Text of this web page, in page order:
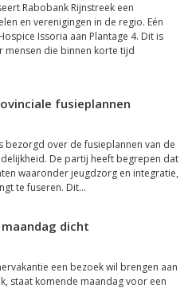
Rabobank Rijnstreek een
en verenigingen in de regio. Eén
Issoria aan Plantage 4. Dit is
mensen die binnen korte tijd
fusieplannen
bezorgd over de fusieplannen van de
De partij heeft begrepen dat
waaronder jeugdzorg en integratie,
te fuseren. Dit...
dicht
een bezoek wil brengen aan
staat komende maandag voor een